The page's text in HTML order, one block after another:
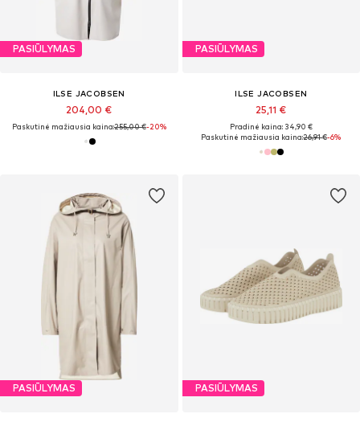
PASIŪLYMAS
ILSE JACOBSEN
204,00 €
Paskutinė mažiausia kaina:255,00 €-20%
PASIŪLYMAS
ILSE JACOBSEN
25,11 €
Pradinė kaina: 34,90 €
Paskutinė mažiausia kaina:26,91 €-6%
PASIŪLYMAS PASIŪLYMAS